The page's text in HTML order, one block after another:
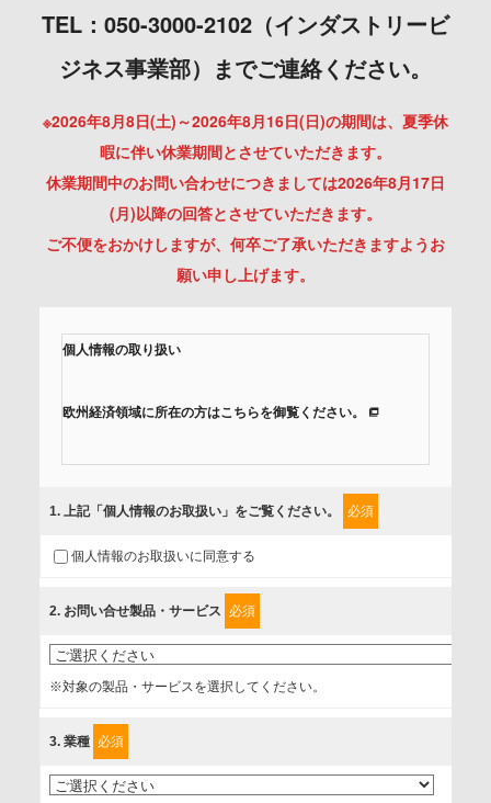
TEL：050-3000-2102（インダストリービ
ジネス事業部）までご連絡ください。
※2026年8月8日(土)～2026年8月16日(日)の期間は、夏季休
暇に伴い休業期間とさせていただきます。
休業期間中のお問い合わせにつきましては2026年8月17日
(月)以降の回答とさせていただきます。
ご不便をおかけしますが、何卒ご了承いただきますようお
願い申し上げます。
個人情報の取り扱い
欧州経済領域に所在の方はこちらを御覧ください。
組みを行っています。
に取扱い、これらで定める範囲内で、サービスの提供やご案
内等のために利用させていただいております。
情報を提供されるお客様（本人）に対して、情報の収集目
的、管理者、提供の有無、情報提供の任意性や権利について
確認し、当社への情報提供がお客様の懸念にならないよう
上げます。
1. 上記「個人情報のお取扱い」をご覧ください。 必須
個人情報のお取扱いに同意する
2. お問い合せ製品・サービス 必須
※対象の製品・サービスを選択してください。
3. 業種 必須